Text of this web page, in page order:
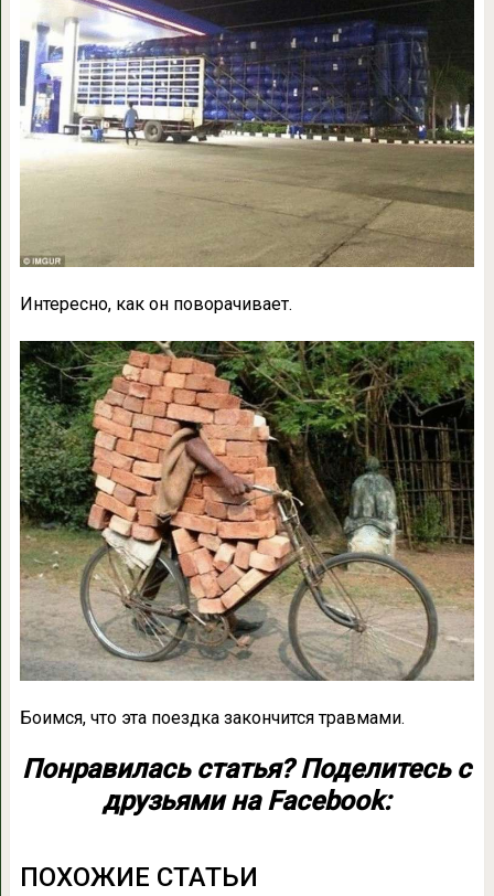
Интересно, как он поворачивает.
Боимся, что эта поездка закончится травмами.
Понравилась статья? Поделитесь с
друзьями на Facebook:
ПОХОЖИЕ СТАТЬИ